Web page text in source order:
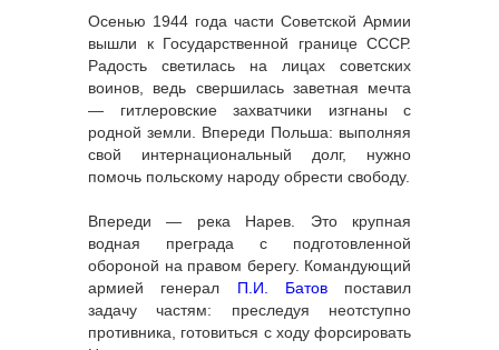
Осенью 1944 года части Советской Армии
вышли к Государственной границе СССР.
Радость светилась на лицах советских
воинов, ведь свершилась заветная мечта
— гитлеровские захватчики изгнаны с
родной земли. Впереди Польша: выполняя
свой интернациональный долг, нужно
помочь польскому народу обрести свободу.
Впереди — река Нарев. Это крупная
водная преграда с подготовленной
обороной на правом берегу. Командующий
армией генерал П.И. Батовпоставил
задачу частям: преследуя неотступно
противника, готовиться с ходу форсировать